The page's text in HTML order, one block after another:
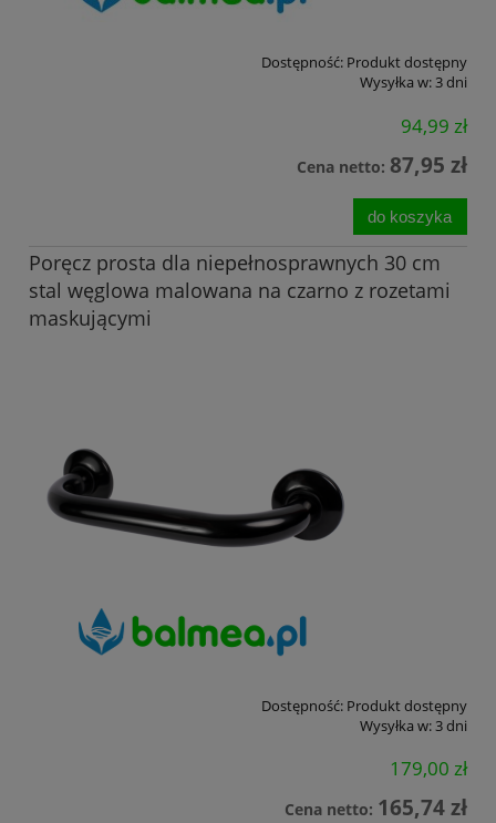
Dostępność: Produkt dostępny
Wysyłka w:3 dni
94,99 zł
Cena netto: 87,95 zł
do koszyka
Poręcz prosta dla niepełnosprawnych 30 cm
stal węglowa malowana na czarno z rozetami
maskującymi
Dostępność: Produkt dostępny
Wysyłka w:3 dni
179,00 zł
Cena netto: 165,74 zł